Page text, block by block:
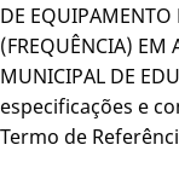
DE EQUIPAMENTO
(FREQUÊNCIA) EM
MUNICIPAL DE
especificações e
Termo de